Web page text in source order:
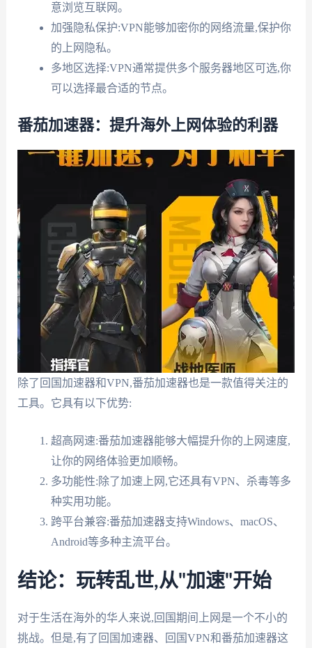
意浏览互联网。
加强隐私保护:VPN能够加密你的网络流量,保护你
的上网隐私。
多地区选择:VPN通常提供多个服务器地区可选,你
可以选择最合适的节点。
番茄加速器：提升海外上网体验的利器
除了回国加速器和VPN,番茄加速器也是一款值得关注的
工具。它具有以下优势:
超高网速:番茄加速器能够大幅提升你的上网速度,
让你的网络体验更加顺畅。
多功能性:除了加速上网,它还具有VPN、杀毒等多
种实用功能。
跨平台兼容:番茄加速器支持Windows、macOS、
Android等多种主流平台。
结论：玩转乱世,从"加速"开始
对于生活在海外的华人来说,回国期间上网是一个不小的
挑战。但是,有了回国加速器、回国VPN和番茄加速器这